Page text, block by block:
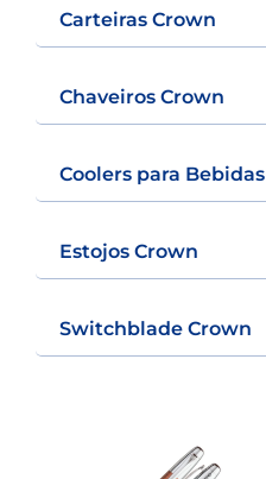
Carteiras Crown
Chaveiros Crown
Coolers para Bebidas
Estojos Crown
Switchblade Crown